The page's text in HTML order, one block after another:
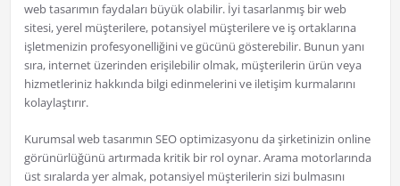
web tasarımın faydaları büyük olabilir. İyi tasarlanmış bir web
sitesi, yerel müşterilere, potansiyel müşterilere ve iş ortaklarına
işletmenizin profesyonelliğini ve gücünü gösterebilir. Bunun yanı
sıra, internet üzerinden erişilebilir olmak, müşterilerin ürün veya
hizmetleriniz hakkında bilgi edinmelerini ve iletişim kurmalarını
kolaylaştırır.
Kurumsal web tasarımın SEO optimizasyonu da şirketinizin online
görünürlüğünü artırmada kritik bir rol oynar. Arama motorlarında
üst sıralarda yer almak, potansiyel müşterilerin sizi bulmasını